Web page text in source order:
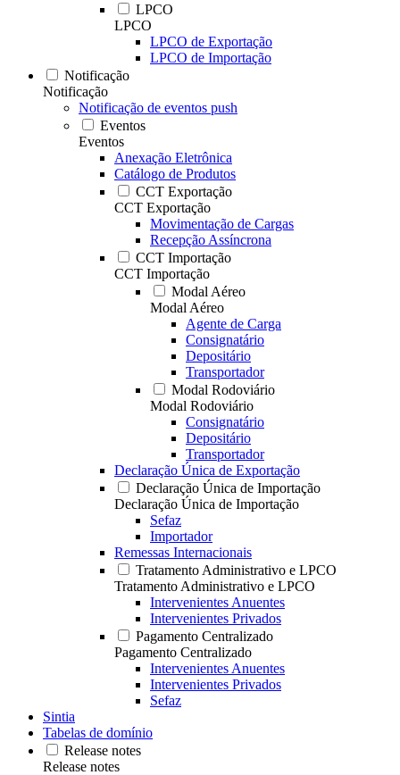
LPCO
LPCO
LPCO de Exportação
LPCO de Importação
Notificação
Notificação
Notificação de eventos push
Eventos
Eventos
Anexação Eletrônica
Catálogo de Produtos
CCT Exportação
CCT Exportação
Movimentação de Cargas
Recepção Assíncrona
CCT Importação
CCT Importação
Modal Aéreo
Modal Aéreo
Agente de Carga
Consignatário
Depositário
Transportador
Modal Rodoviário
Modal Rodoviário
Consignatário
Depositário
Transportador
Declaração Única de Exportação
Declaração Única de Importação
Declaração Única de Importação
Sefaz
Importador
Remessas Internacionais
Tratamento Administrativo e LPCO
Tratamento Administrativo e LPCO
Intervenientes Anuentes
Intervenientes Privados
Pagamento Centralizado
Pagamento Centralizado
Intervenientes Anuentes
Intervenientes Privados
Sefaz
Sintia
Tabelas de domínio
Release notes
Release notes